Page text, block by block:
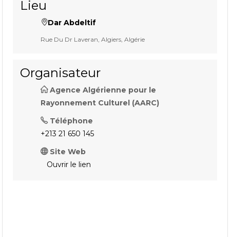
Lieu
Dar Abdeltif
Rue Du Dr Laveran, Algiers, Algérie
Organisateur
Agence Algérienne pour le
Rayonnement Culturel (AARC)
Téléphone
+213 21 650 145
Site Web
Ouvrir le lien